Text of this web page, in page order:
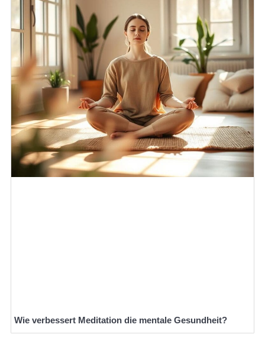
Wie verbessert Meditation die mentale Gesundheit?